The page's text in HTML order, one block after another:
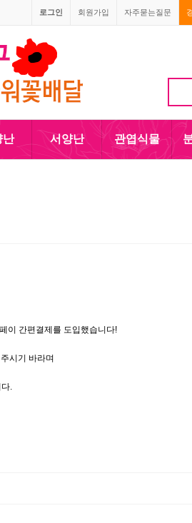
자주묻는질문
회원가입
로그인
난 서양난 관엽식물
이 간편결제를 도입했습니다!
시기 바라며
.